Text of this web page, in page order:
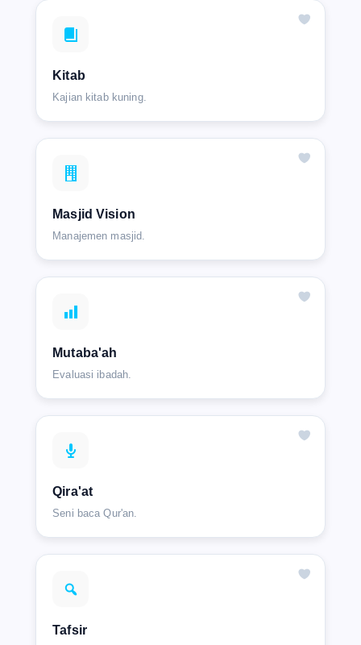
Kitab
Kajian kitab kuning.
Masjid Vision
Manajemen masjid.
Mutaba'ah
Evaluasi ibadah.
Qira'at
Seni baca Qur'an.
Tafsir